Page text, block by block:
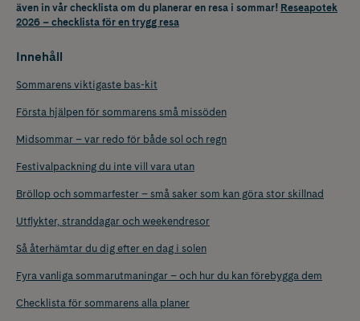
även in vår checklista om du planerar en resa i sommar! Reseapotek
2026 – checklista för en trygg resa
Innehåll
Sommarens viktigaste bas-kit
Första hjälpen för sommarens små missöden
Midsommar – var redo för både sol och regn
Festivalpackning du inte vill vara utan
Bröllop och sommarfester – små saker som kan göra stor skillnad
Utflykter, stranddagar och weekendresor
Så återhämtar du dig efter en dag i solen
Fyra vanliga sommarutmaningar – och hur du kan förebygga dem
Checklista för sommarens alla planer